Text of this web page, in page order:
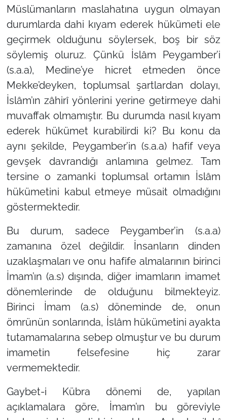
Müslümanların maslahatına uygun olmayan
durumlarda dahi kıyam ederek hükümeti ele
geçirmek olduğunu söylersek, boş bir söz
söylemiş oluruz. Çünkü İslâm Peygamber’i
(s.a.a), Medine’ye hicret etmeden önce
Mekke’deyken, toplumsal şartlardan dolayı,
İslâm’ın zâhirî yönlerini yerine getirmeye dahi
muvaffak olmamıştır. Bu durumda nasıl kıyam
ederek hükümet kurabilirdi ki? Bu konu da
aynı şekilde, Peygamber’in (s.a.a) hafif veya
gevşek davrandığı anlamına gelmez. Tam
tersine o zamanki toplumsal ortamın İslâm
hükümetini kabul etmeye müsait olmadığını
göstermektedir.
Bu durum, sadece Peygamber’in (s.a.a)
zamanına özel değildir. İnsanların dinden
uzaklaşmaları ve onu hafife almalarının birinci
İmam’ın (a.s) dışında, diğer imamların imamet
dönemlerinde de olduğunu bilmekteyiz.
Birinci İmam (a.s) döneminde de, onun
ömrünün sonlarında, İslâm hükümetini ayakta
tutamamalarına sebep olmuştur ve bu durum
imametin felsefesine hiç zarar
vermemektedir.
Gaybet-i Kübra dönemi de, yapılan
açıklamalara göre, İmam’ın bu göreviyle